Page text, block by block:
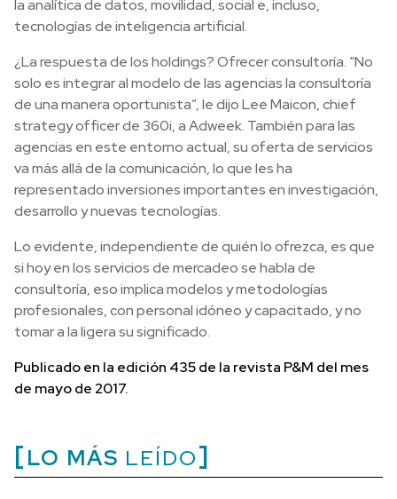
la analítica de datos, movilidad, social e, incluso,
tecnologías de inteligencia artificial.
¿La respuesta de los holdings? Ofrecer consultoría. “No
solo es integrar al modelo de las agencias la consultoría
de una manera oportunista”, le dijo Lee Maicon, chief
strategy officer de 360i, a Adweek. También para las
agencias en este entorno actual, su oferta de servicios
va más allá de la comunicación, lo que les ha
representado inversiones importantes en investigación,
desarrollo y nuevas tecnologías.
Lo evidente, independiente de quién lo ofrezca, es que
si hoy en los servicios de mercadeo se habla de
consultoría, eso implica modelos y metodologías
profesionales, con personal idóneo y capacitado, y no
tomar a la ligera su significado.
Publicado en la edición 435 de la revista P&M del mes
de mayo de 2017.
LO MÁS LEÍDO